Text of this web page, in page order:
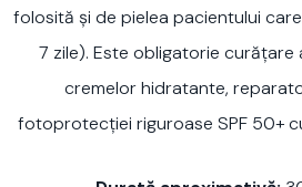
folosită și de pielea pacientului
7 zile). Este obligatorie curățare
cremelor hidratante,
fotoprotecției riguroase SPF 50+